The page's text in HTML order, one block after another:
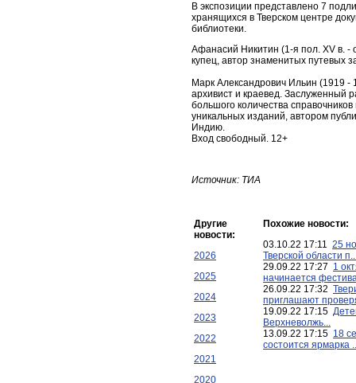
В экспозиции представлено 7
хранящихся в Тверском центре
библиотеки.
Афанасий Никитин (1-я пол. XV в. -
купец, автор знаменитых путевых
Марк Александрович Ильин (1919 -
архивист и краевед. Заслуженный
большого количества
уникальных изданий, автором
Индию.
Вход свободный. 12+
Источник: ТИА
Другие
новости:
2026
2025
2024
2023
2022
2021
2020
Похожие новости:
03.10.22 17:11 25
Тверской области
29.09.22 17:27 1
начинается
26.09.22 17:32
приглашают
19.09.22 17:15
Верхневолжь...
13.09.22 17:15 18
состоится ярмарка